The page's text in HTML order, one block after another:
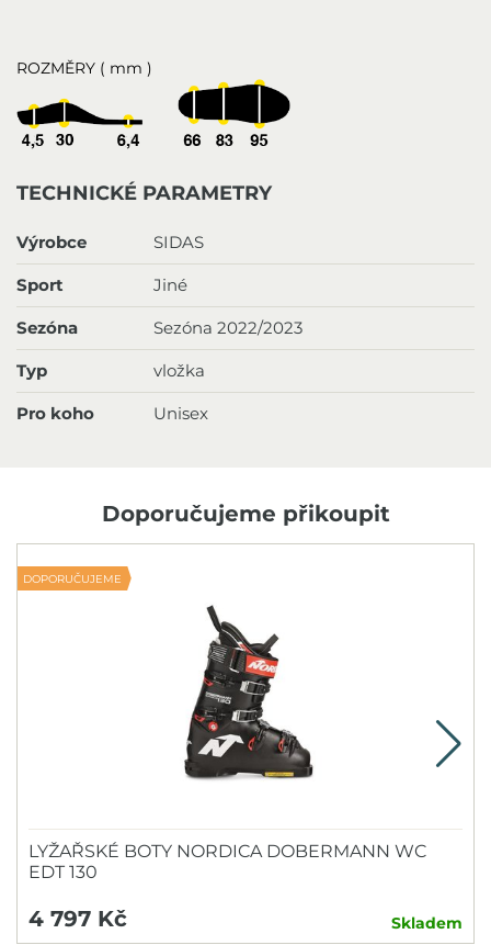
ROZMĚRY ( mm )
TECHNICKÉ PARAMETRY
Výrobce SIDAS
Sport Jiné
Sezóna Sezóna 2022/2023
Typ vložka
Pro koho Unisex
Doporučujeme přikoupit
DOPORUČUJEME
LYŽAŘSKÉ BOTY NORDICA DOBERMANN WC
EDT 130
4 797 Kč Skladem